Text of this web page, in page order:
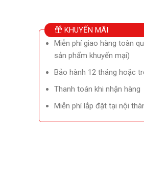
KHUYẾN MÃI
Miễn phí giao hàng toàn
sản phẩm khuyến mại)
Bảo hành 12 tháng hoặc
Thanh toán khi nhận hàng
Miễn phí lắp đặt tại nội